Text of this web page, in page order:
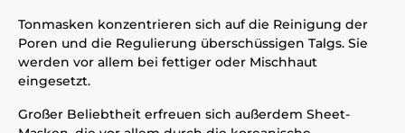
Tonmasken konzentrieren sich auf die Reinigung der
Poren und die Regulierung überschüssigen Talgs. Sie
werden vor allem bei fettiger oder Mischhaut
eingesetzt.
Großer Beliebtheit erfreuen sich außerdem Sheet-